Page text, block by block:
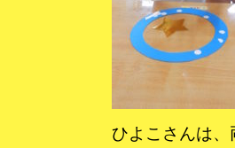
ひよこさんは